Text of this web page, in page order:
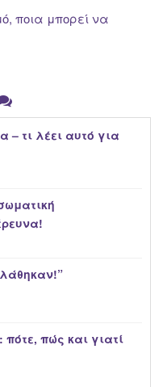
ποια μπορεί να
τι λέει αυτό για
πώς και γιατί